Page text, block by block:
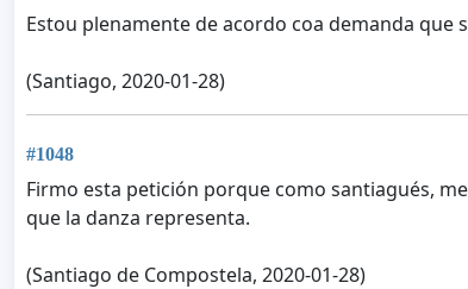
Estou plenamente de acordo coa demanda que
(Santiago, 2020-01-28)
#1048
Firmo esta petición porque como santiagués,
que la danza representa.
(Santiago de Compostela, 2020-01-28)